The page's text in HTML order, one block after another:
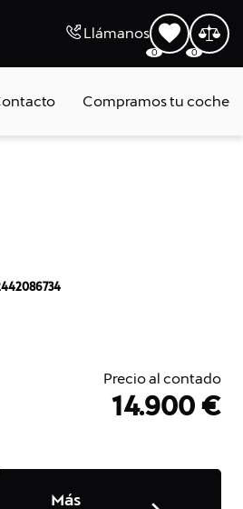
Llámanos
0 0
Compramos tu coche
Precio al contado
14.900 €
Más